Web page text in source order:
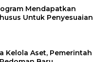
Mendapatkan
Untuk Penyesuaian
Kelola Aset, Pemerintah